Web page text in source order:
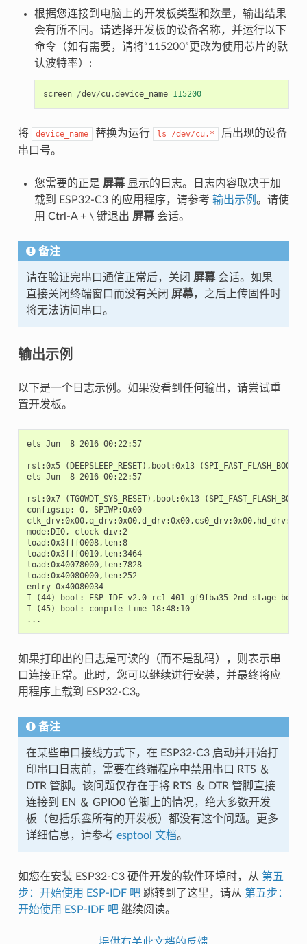
根据您连接到电脑上的开发板类型和数量，输出结果
会有所不同。请选择开发板的设备名称，并运行以下
命令（如有需要，请将“115200”更改为使用芯片的默
认波特率）:
screen /dev/cu.device_name 115200
将 device_name 替换为运行 ls /dev/cu.*
后出现的设备
串口号。
您需要的正是 屏幕显示的日志。日志内容取决于加
载到 ESP32-C3 的应用程序，请参考 输出示例 。请使
用 Ctrl-A + \ 键退出 屏幕会话。
备注
请在验证完串口通信正常后，关闭 屏幕会话。如果
直接关闭终端窗口而没有关闭 屏幕，之后上传固件时
将无法访问串口。
输出示例
以下是一个日志示例。如果没看到任何输出，请尝试重
置开发板。
ets Jun  8 2016 00:22:57
rst:0x5 (DEEPSLEEP_RESET),boot:0x13 (SPI_FAST_FLASH_BOOT)
ets Jun  8 2016 00:22:57
rst:0x7 (TG0WDT_SYS_RESET),boot:0x13 (SPI_FAST_FLASH_BOOT)
configsip: 0, SPIWP:0x00
mode:DIO, clock div:2
load:0x3fff0008,len:8
load:0x3fff0010,len:3464
load:0x40078000,len:7828
load:0x40080000,len:252
entry 0x40080034
I (44) boot: ESP-IDF v2.0-rc1-401-gf9fba35 2nd stage
I (45) boot: compile time 18:48:10
如果打印出的日志是可读的（而不是乱码），则表示串
口连接正常。此时，您可以继续进行安装，并最终将应
用程序上载到 ESP32-C3。
备注
在某些串口接线方式下，在 ESP32-C3 启动并开始打
印串口日志前，需要在终端程序中禁用串口 RTS ＆
DTR 管脚。该问题仅存在于将 RTS ＆ DTR 管脚直接
连接到 EN ＆ GPIO0 管脚上的情况，绝大多数开发
板（包括乐鑫所有的开发板）都没有这个问题。更多
详细信息，请参考 esptool 文档。
如您在安装 ESP32-C3 硬件开发的软件环境时，从 第五
步：开始使用 ESP-IDF 吧跳转到了这里，请从 第五步：
开始使用 ESP-IDF 吧继续阅读。